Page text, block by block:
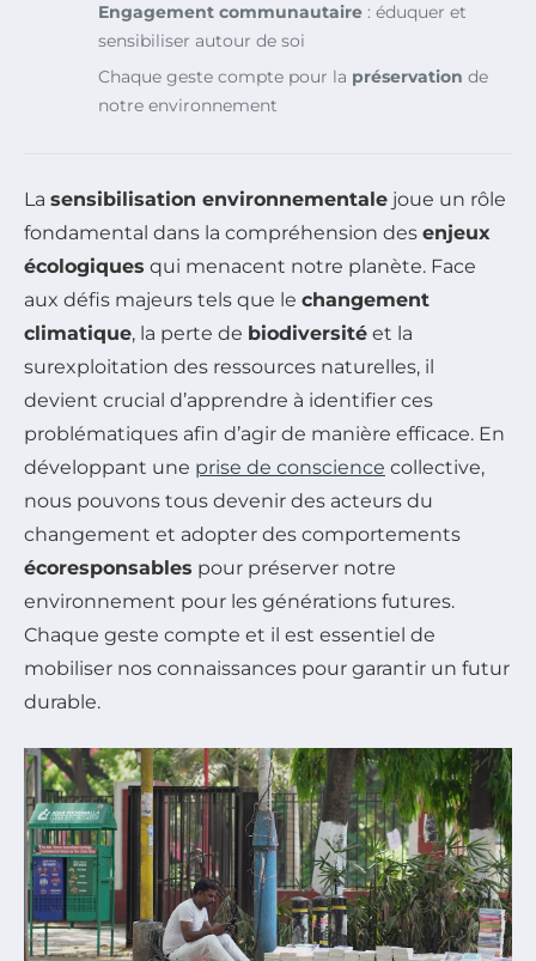
Engagement communautaire : éduquer et
sensibiliser autour de soi
Chaque geste compte pour la préservation de
notre environnement
La sensibilisation environnementale joue un rôle
fondamental dans la compréhension des enjeux
écologiques qui menacent notre planète. Face
aux défis majeurs tels que le changement
climatique, la perte de biodiversité et la
surexploitation des ressources naturelles, il
devient crucial d’apprendre à identifier ces
problématiques afin d’agir de manière efficace. En
développant une prise de conscience collective,
nous pouvons tous devenir des acteurs du
changement et adopter des comportements
écoresponsables pour préserver notre
environnement pour les générations futures.
Chaque geste compte et il est essentiel de
mobiliser nos connaissances pour garantir un futur
durable.